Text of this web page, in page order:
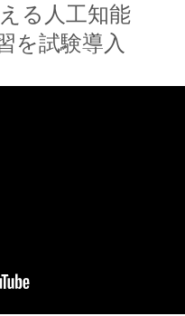
る人工知能
を試験導入